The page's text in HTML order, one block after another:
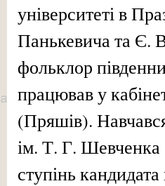
університеті в
Панькевича та Є.
фольклор
працював у
(Пряшів).
ім. Т. Г. Шевченка
ступінь